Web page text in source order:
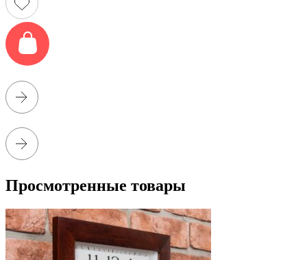
Просмотренные товары